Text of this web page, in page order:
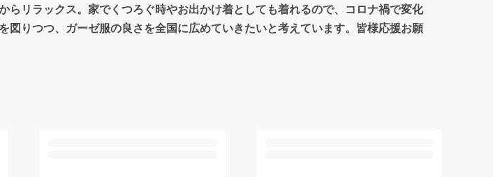
リラックス。家でくつろぐ時やお出かけ着としても着れるので、コロナ禍で変化
りつつ、ガーゼ服の良さを全国に広めていきたいと考えています。皆様応援お願